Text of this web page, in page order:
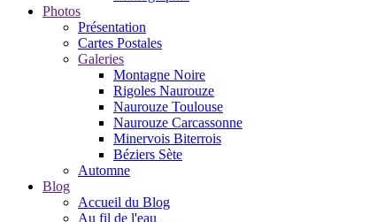
Photos
Présentation
Cartes Postales
Galeries
Montagne Noire
Rigoles Naurouze
Naurouze Toulouse
Naurouze Carcassonne
Minervois Biterrois
Béziers Sète
Automne
Blog
Accueil du Blog
Au fil de l'eau